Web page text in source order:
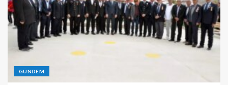
GÜNDEM